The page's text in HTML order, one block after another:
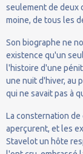
seulement de deux
moine, de tous les
Son biographe ne
existence qu'un
l'histoire d'une
une nuit d'hiver, au
qui ne savait pas à
La consternation
aperçurent, et les
Stavelot un hôte